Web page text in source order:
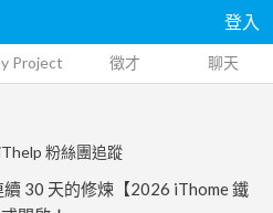
登入
Project 徵才 聊天
粉絲團追蹤
30 天的修煉【2026 iThome 鐵